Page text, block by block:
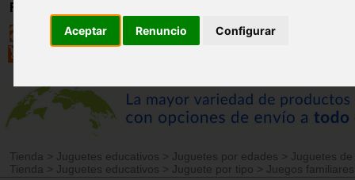
Aceptar Renuncio Configurar
Registro
Tienda > Juguetes educativos > Juguetes por edades > Juguetes
Tienda
> Juguetes educativos > Juguete por tipo > Juegos